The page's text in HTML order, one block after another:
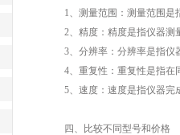
1、测量范围：测量范围是指
2、精度：精度是指仪器测量
3、分辨率：分辨率是指仪器
4、重复性：重复性是指在同
5、速度：速度是指仪器完成
四、比较不同型号和价格